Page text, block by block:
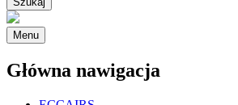
Menu
Główna nawigacja